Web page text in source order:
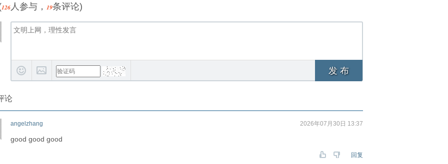
126人参与， 19条评论)
发 布
论
angelzhang 2026年07月30日 13:37
good good good
回复